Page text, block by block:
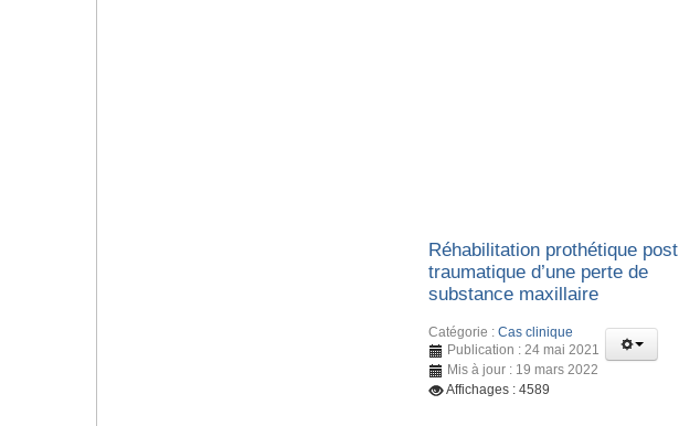
Réhabilitation prothétique post
traumatique d’une perte de
substance maxillaire
Catégorie : Cas clinique
Publication : 24 mai 2021
Mis à jour : 19 mars 2022
Affichages : 4589